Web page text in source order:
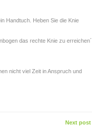
Handtuch. Heben Sie die Knie
das rechte Knie zu erreichen´.
nicht viel Zeit in Anspruch und
Next